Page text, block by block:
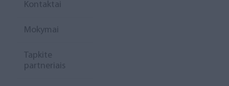
Kontaktai
Mokymai
Tapkite
partneriais